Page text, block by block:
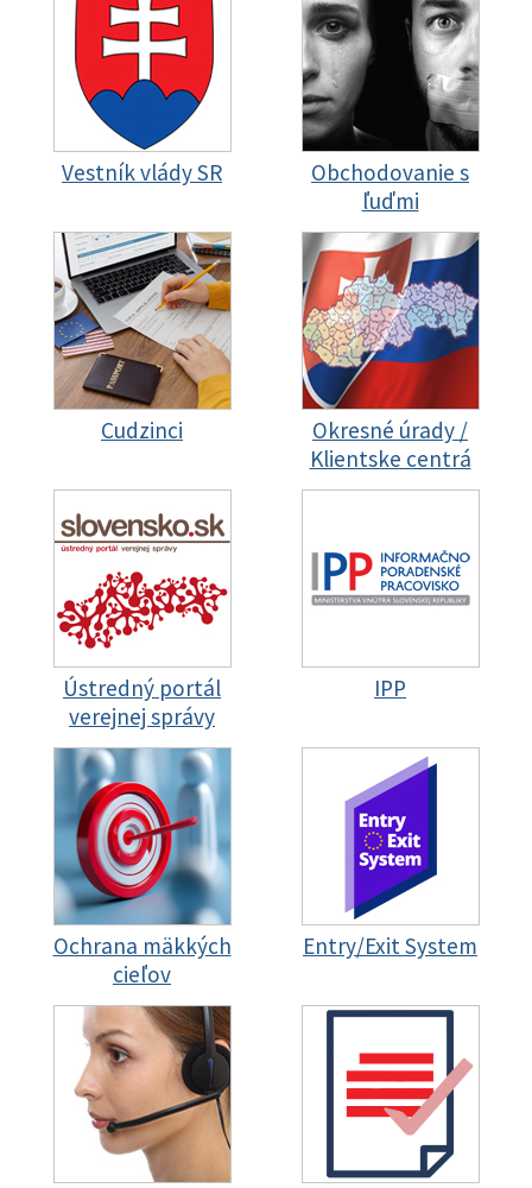
Vestník vlády SR
Obchodovanie s
ľuďmi
Cudzinci
Okresné úrady /
Klientske centrá
Ústredný portál
verejnej správy
IPP
Ochrana mäkkých
cieľov
Entry/Exit System